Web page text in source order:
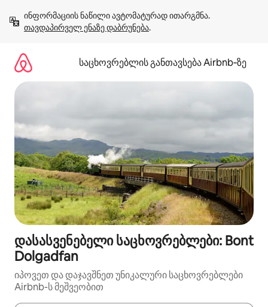
გადასვლა
თავდაპირველ ენაზე დაბრუნება.
საცხოვრებლის განთავსება Airbnb‑ზე
დასასვენებელი საცხოვრებლები: Bont
Dolgadfan
იპოვეთ და დაჯავშნეთ უნიკალური საცხოვრებლები
Airbnb-ს მეშვეობით